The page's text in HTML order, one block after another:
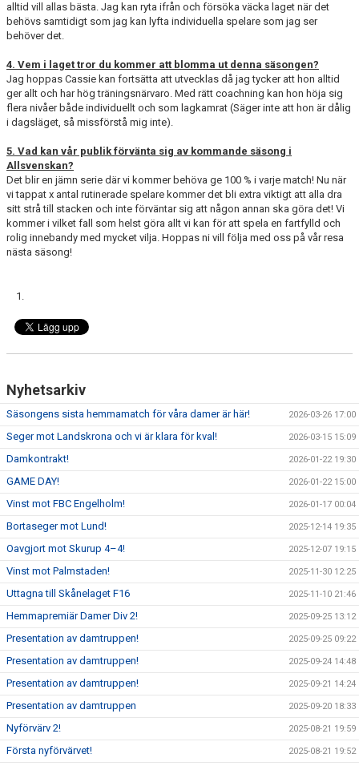
alltid vill allas bästa. Jag kan ryta ifrån och försöka väcka laget när det
behövs samtidigt som jag kan lyfta individuella spelare som jag ser
behöver det.
4. Vem i laget tror du kommer att blomma ut denna säsongen?
Jag hoppas Cassie kan fortsätta att utvecklas då jag tycker att hon alltid
ger allt och har hög träningsnärvaro. Med rätt coachning kan hon höja sig
flera nivåer både individuellt och som lagkamrat (Säger inte att hon är dålig
i dagsläget, så missförstå mig inte).
5. Vad kan vår publik förvänta sig av kommande säsong i
Allsvenskan?
Det blir en jämn serie där vi kommer behöva ge 100 % i varje match! Nu när
vi tappat x antal rutinerade spelare kommer det bli extra viktigt att alla dra
sitt strå till stacken och inte förväntar sig att någon annan ska göra det! Vi
kommer i vilket fall som helst göra allt vi kan för att spela en fartfylld och
rolig innebandy med mycket vilja. Hoppas ni vill följa med oss på vår resa
nästa säsong!
Nyhetsarkiv
Säsongens sista hemmamatch för våra damer är här! 2026-03-26 17:00
Seger mot Landskrona och vi är klara för kval! 2026-03-15 15:09
Damkontrakt! 2026-01-22 19:30
GAME DAY! 2026-01-22 15:00
Vinst mot FBC Engelholm! 2026-01-17 00:04
Bortaseger mot Lund! 2025-12-14 19:35
Oavgjort mot Skurup 4–4! 2025-12-07 19:15
Vinst mot Palmstaden! 2025-11-30 12:25
Uttagna till Skånelaget F16 2025-11-10 21:46
Hemmapremiär Damer Div 2! 2025-09-25 13:12
Presentation av damtruppen! 2025-09-25 09:22
Presentation av damtruppen! 2025-09-24 14:48
Presentation av damtruppen! 2025-09-21 14:24
Presentation av damtruppen 2025-09-20 18:33
Nyförvärv 2! 2025-08-21 19:59
Första nyförvärvet! 2025-08-21 19:52